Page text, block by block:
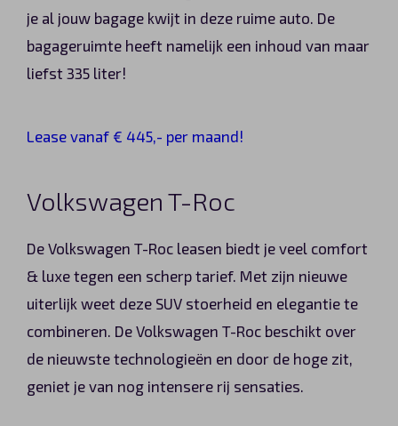
je al jouw bagage kwijt in deze ruime auto. De
bagageruimte heeft namelijk een inhoud van maar
liefst 335 liter!
Lease vanaf € 445,- per maand!
Volkswagen T-Roc
De Volkswagen T-Roc leasen biedt je veel comfort
& luxe tegen een scherp tarief. Met zijn nieuwe
uiterlijk weet deze SUV stoerheid en elegantie te
combineren. De Volkswagen T-Roc beschikt over
de nieuwste technologieën en door de hoge zit,
geniet je van nog intensere rij sensaties.